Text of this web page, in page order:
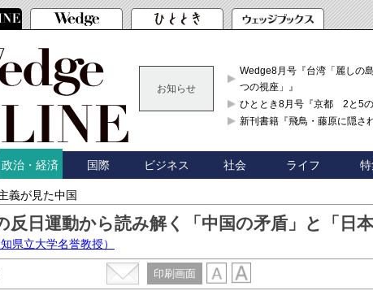
お知らせ
Wedge8月号『台湾「麗しの
つの視座」』
ひととき8月号『京都 2と5の
新刊書籍『飛鳥・藤原に隠さ
政治・経済 国際 ビジネス 社会 ライフ
義が見た中国
反日運動から読み解く「中国の矛盾」と「日本
知県立大学名誉教授）
印刷画面